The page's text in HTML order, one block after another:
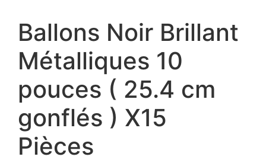
Ballons Noir Brillant
Métalliques 10
pouces ( 25.4 cm
gonflés ) X15
Pièces